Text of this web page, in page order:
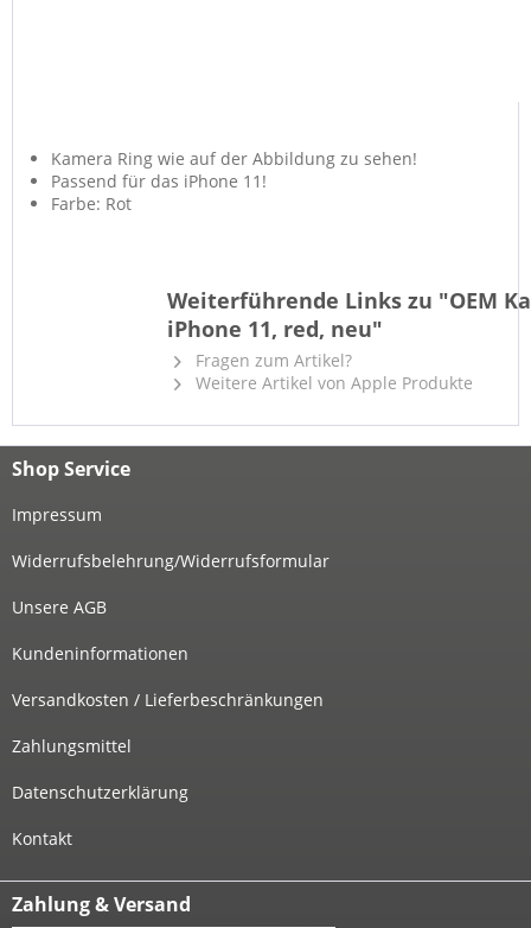
Kamera Ring wie auf der Abbildung zu sehen!
Passend für das iPhone 11!
Farbe: Rot
Weiterführende Links zu "OEM
iPhone 11, red, neu"
Fragen zum Artikel?
Weitere Artikel von Apple Produkte
Shop Service
Impressum
Widerrufsbelehrung/Widerrufsformular
Unsere AGB
Kundeninformationen
Versandkosten / Lieferbeschränkungen
Zahlungsmittel
Datenschutzerklärung
Kontakt
Zahlung & Versand